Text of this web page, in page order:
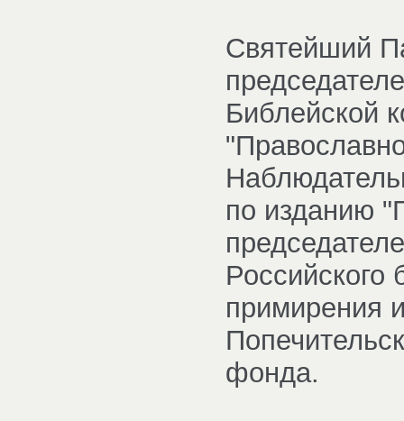
Святейший
Библейской
по изданию
Российского
примирения
фонда.